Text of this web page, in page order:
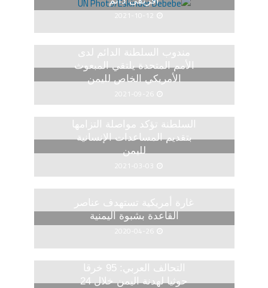
2021-10-12
مندوب السلطنة الدائم لدى
الأمم المتحدة يلتقي المبعوث
الأمريكي الخاص لليمن
2021-09-26
السلطنة تؤكد مواصلة التزامها
بتقديم المساعدات الإنسانية
لليمن
2021-03-03
غارة أمريكية تستهدف عناصر
القاعدة بشبوة اليمنية
2020-04-26
التحالف العربي: 95 خرقا
حوثيا لهدنة اليمن خلال 24